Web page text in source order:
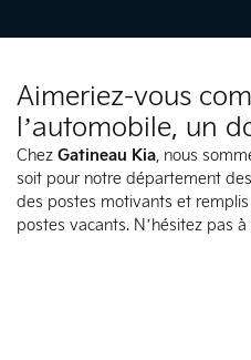
Aimeriez-vous
l’automobile, un
Chez Gatineau Kia, nous
soit pour notre département
des postes motivants et
postes vacants. N’hésitez pas